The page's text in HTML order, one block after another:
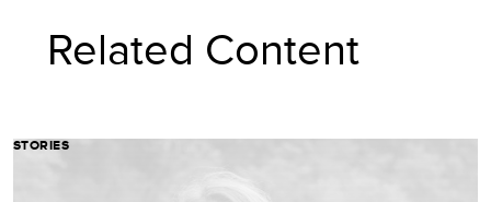
Related Content
STORIES